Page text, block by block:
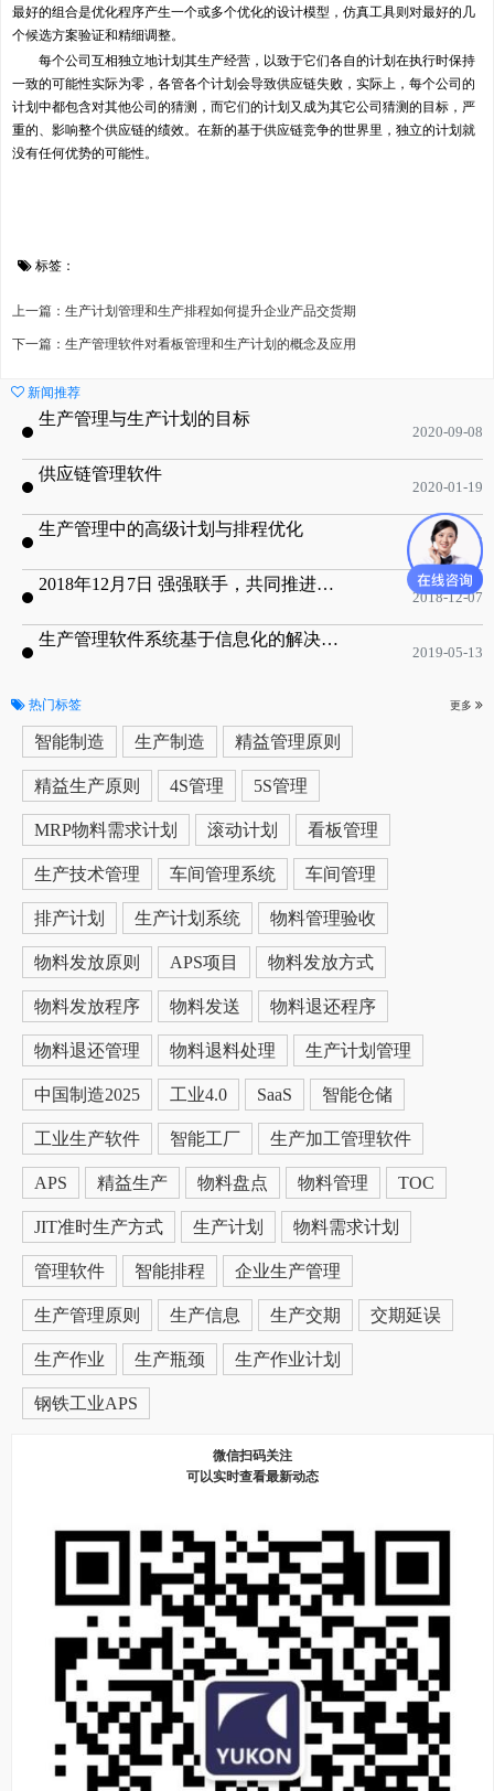
最好的组合是优化程序产生一个或多个优化的设计模型，仿真工具则对最好的几
个候选方案验证和精细调整。
每个公司互相独立地计划其生产经营，以致于它们各自的计划在执行时保持
一致的可能性实际为零，各管各个计划会导致供应链失败，实际上，每个公司的
计划中都包含对其他公司的猜测，而它们的计划又成为其它公司猜测的目标，严
重的、影响整个供应链的绩效。在新的基于供应链竞争的世界里，独立的计划就
没有任何优势的可能性。
标签：
上一篇：生产计划管理和生产排程如何提升企业产品交货期
下一篇：生产管理软件对看板管理和生产计划的概念及应用
新闻推荐
生产管理与生产计划的目标
2020-09-08
供应链管理软件
2020-01-19
生产管理中的高级计划与排程优化
2019-05-16
2018年12月7日 强强联手，共同推进电子器件领域APS应用典范 风华高科生产自动化工业互联网应用项目-APS项目启动会
2018-12-07
生产管理软件系统基于信息化的解决方案
2019-05-13
热门标签 更多
智能制造 生产制造 精益管理原则
精益生产原则 4S管理 5S管理
MRP物料需求计划 滚动计划 看板管理
生产技术管理 车间管理系统 车间管理
排产计划 生产计划系统 物料管理验收
物料发放原则 APS项目 物料发放方式
物料发放程序 物料发送 物料退还程序
物料退还管理 物料退料处理 生产计划管理
中国制造2025 工业4.0 SaaS 智能仓储
工业生产软件 智能工厂 生产加工管理软件
APS 精益生产 物料盘点 物料管理 TOC
JIT准时生产方式 生产计划 物料需求计划
管理软件 智能排程 企业生产管理
生产管理原则 生产信息 生产交期 交期延误
生产作业 生产瓶颈 生产作业计划
钢铁工业APS
微信扫码关注
可以实时查看最新动态